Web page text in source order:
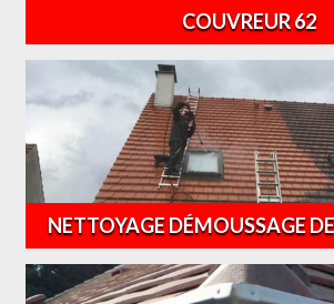
COUVREUR 62
NETTOYAGE DÉMOUSSAGE